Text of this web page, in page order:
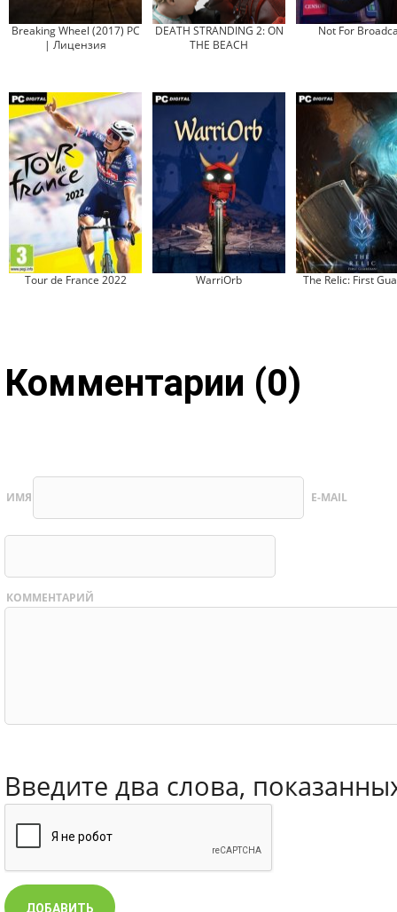
Breaking Wheel (2017) PC
| Лицензия
DEATH STRANDING 2: ON
THE BEACH
Not For
Tour de France 2022 WarriOrb The Relic: First
Комментарии (0)
ИМЯ E-MAIL
КОММЕНТАРИЙ
Введите два слова,